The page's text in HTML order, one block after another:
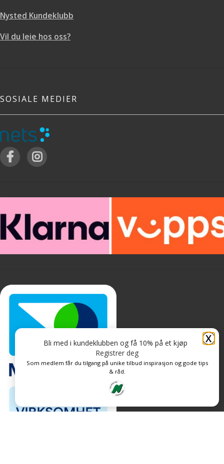
Nysted Kundeklubb
Vil du leie hos oss?
SOSIALE MEDIER
X
Bli med i kundeklubben og få 10% på et kjøp
Registrer deg
Som medlem får du tilgang på unike tilbud inspirasjon og gode tips
& råd.